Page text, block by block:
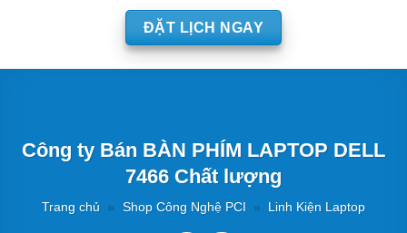
ĐẶT LỊCH NGAY
Công ty Bán BÀN PHÍM LAPTOP DELL
7466 Chất lượng
Trang chủ » Shop Công Nghệ PCI » Linh Kiện Laptop